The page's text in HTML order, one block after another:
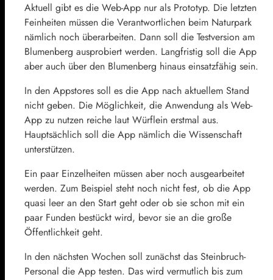
Aktuell gibt es die Web-App nur als Prototyp. Die letzten
Feinheiten müssen die Verantwortlichen beim Naturpark
nämlich noch überarbeiten. Dann soll die Testversion am
Blumenberg ausprobiert werden. Langfristig soll die App
aber auch über den Blumenberg hinaus einsatzfähig sein.
In den Appstores soll es die App nach aktuellem Stand
nicht geben. Die Möglichkeit, die Anwendung als Web-
App zu nutzen reiche laut Würflein erstmal aus.
Hauptsächlich soll die App nämlich die Wissenschaft
unterstützen.
Ein paar Einzelheiten müssen aber noch ausgearbeitet
werden. Zum Beispiel steht noch nicht fest, ob die App
quasi leer an den Start geht oder ob sie schon mit ein
paar Funden bestückt wird, bevor sie an die große
Öffentlichkeit geht.
In den nächsten Wochen soll zunächst das Steinbruch-
Personal die App testen. Das wird vermutlich bis zum